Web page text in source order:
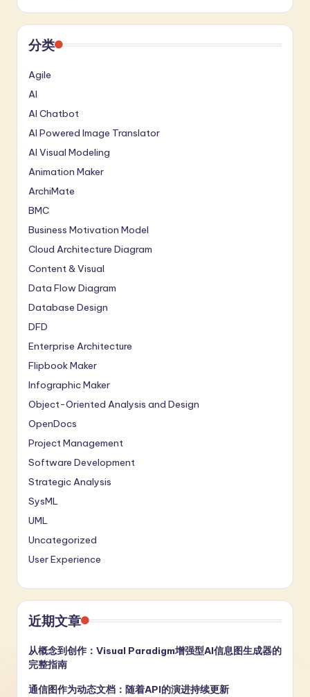
分类
Agile
AI
AI Chatbot
AI Powered Image Translator
AI Visual Modeling
Animation Maker
ArchiMate
BMC
Business Motivation Model
Cloud Architecture Diagram
Content & Visual
Data Flow Diagram
Database Design
DFD
Enterprise Architecture
Flipbook Maker
Infographic Maker
Object-Oriented Analysis and Design
OpenDocs
Project Management
Software Development
Strategic Analysis
SysML
UML
Uncategorized
User Experience
近期文章
从概念到创作：Visual Paradigm增强型AI信息图生成器的
完整指南
通信图作为动态文档：随着API的演进持续更新